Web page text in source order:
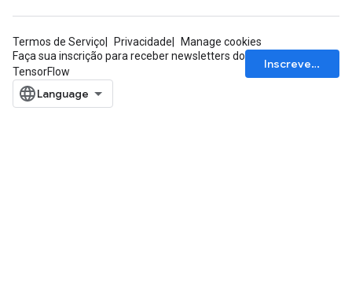
Termos de Serviço Privacidade
Manage cookies
Faça sua inscrição para receber newsletters do
TensorFlow
Inscrever-se